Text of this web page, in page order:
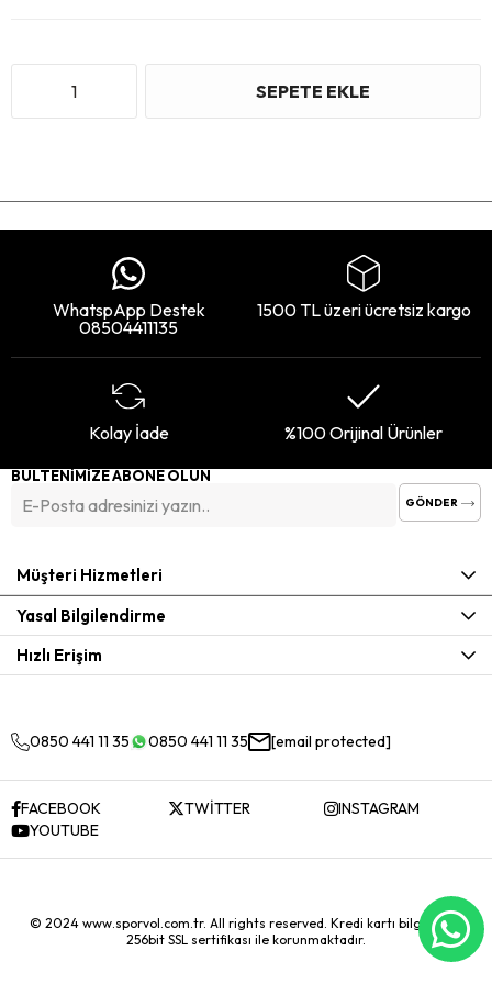
WhatspApp Destek
08504411135
1500 TL üzeri ücretsiz kargo
Kolay İade %100 Orijinal Ürünler
BÜLTENİMİZE ABONE OLUN
GÖNDER
Müşteri Hizmetleri
Yasal Bilgilendirme
Hızlı Erişim
0850 441 11 35 0850 441 11 35 [email protected]
FACEBOOK TWİTTER
INSTAGRAM
YOUTUBE
© 2024 www.sporvol.com.tr. All rights reserved. Kredi kartı bilgileriniz
256bit SSL sertifikası ile korunmaktadır.